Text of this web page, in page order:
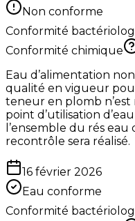
Non conforme
Conformité
Conformité chimique
Eau d’alimentation
qualité en vigueur
teneur en plomb
point d’utilisation
l’ensemble du rés
recontrôle sera réalisé.
16 février 2026
Eau conforme
Conformité